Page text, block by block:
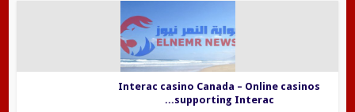
Interac casino Canada – Online casinos
supporting Interac...